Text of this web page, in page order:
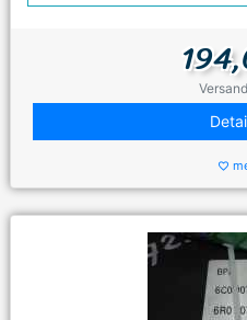
favorite_border